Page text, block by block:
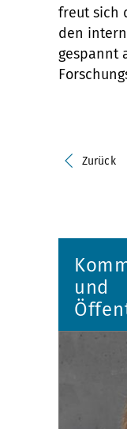
freut sich
den
gespannt
Zurück
und